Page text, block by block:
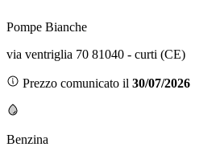
Pompe Bianche
via ventriglia 70 81040 - curti (CE)
Prezzo comunicato il 30/07/2026
Benzina